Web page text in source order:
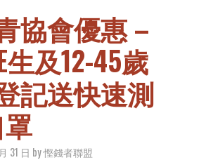
協會優惠 –
生及12-45歲
記送快速測
31 日 by慳錢者聯盟